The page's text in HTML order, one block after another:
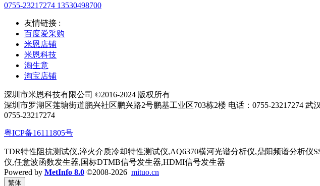
0755-23217274 13530498700
友情链接 :
百度爱采购
米恩店铺
米恩科技
淘生意
淘宝店铺
深圳市米恩科技有限公司 ©2016-2024 版权所有
深圳市罗湖区莲塘街道鹏兴社区鹏兴路2号鹏基工业区703栋2楼 电话：0755-23217274
0755-23217274
粤ICP备16111805号
TDR特性阻抗测试仪,淬火介质冷却特性测试仪,AQ6370横河光谱分析仪,鼎阳频谱分析
仪,任意波函数发生器,国标DTMB信号发生器,HDMI信号发生器
Powered by MetInfo 8.0 ©2008-2026 mituo.cn
繁体